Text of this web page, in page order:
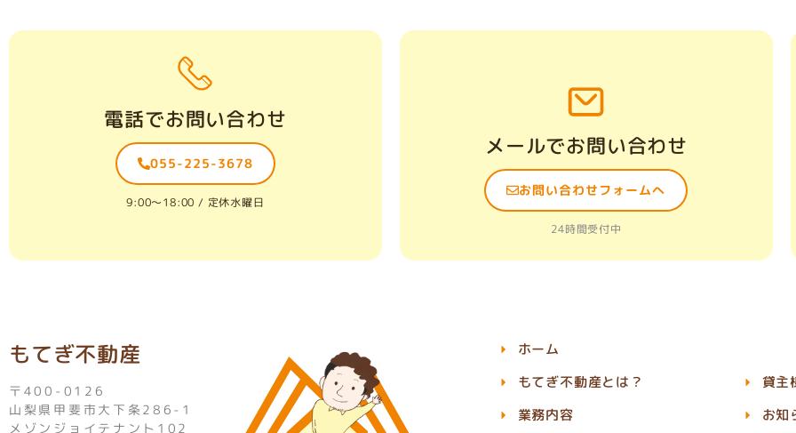
電話でお問い合わせ
055-225-3678
9:00〜18:00 / 定休水曜日
メールでお問い合わせ
お問い合わせフォームへ
24時間受付中
もてぎ不動産
〒400-0126
山梨県甲斐市大下条286-1
メゾンジョイテナント102
ホーム
もてぎ不動産とは？
業務内容
貸主
お知